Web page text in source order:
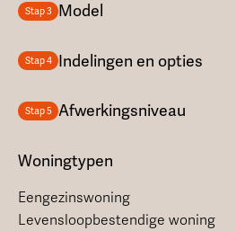
Stap 3 Model
Stap 4 Indelingen en opties
Stap 5 Afwerkingsniveau
Woningtypen
Eengezinswoning
Levensloopbestendige woning